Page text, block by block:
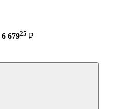
6 67925 ₽